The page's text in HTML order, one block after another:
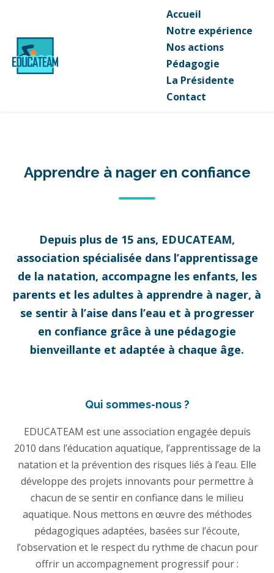
Accueil
Notre expérience
Nos actions
Pédagogie
La Présidente
Contact
Apprendre à nager en confiance
Depuis plus de 15 ans, EDUCATEAM,
association spécialisée dans l’apprentissage
de la natation, accompagne les enfants, les
parents et les adultes à apprendre à nager, à
se sentir à l’aise dans l’eau et à progresser
en confiance grâce à une pédagogie
bienveillante et adaptée à chaque âge.
Qui sommes-nous ?
EDUCATEAM est une association engagée depuis
2010 dans l’éducation aquatique, l’apprentissage de la
natation et la prévention des risques liés à l’eau. Elle
développe des projets innovants pour permettre à
chacun de se sentir en confiance dans le milieu
aquatique. Nous mettons en œuvre des méthodes
pédagogiques adaptées, basées sur l’écoute,
l’observation et le respect du rythme de chacun pour
offrir un accompagnement progressif pour :